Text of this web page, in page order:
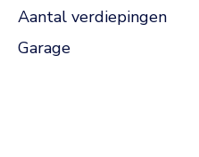
FeatureValue
Aantal verdiepingen
Garage